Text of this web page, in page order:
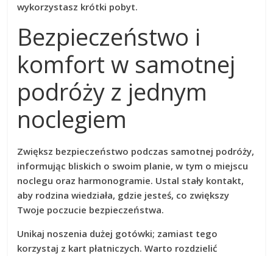
wykorzystasz krótki pobyt.
Bezpieczeństwo i
komfort w samotnej
podróży z jednym
noclegiem
Zwiększ bezpieczeństwo podczas samotnej podróży,
informując bliskich o swoim planie, w tym o miejscu
noclegu oraz harmonogramie. Ustal stały kontakt,
aby rodzina wiedziała, gdzie jesteś, co zwiększy
Twoje poczucie bezpieczeństwa.
Unikaj noszenia dużej gotówki; zamiast tego
korzystaj z kart płatniczych. Warto rozdzielić